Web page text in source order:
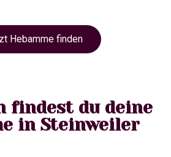
Hebamme finden
findest du deine
in Steinweiler